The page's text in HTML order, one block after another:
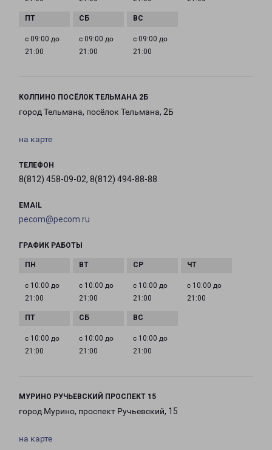
с 09:00 до
21:00
с 09:00 до
21:00
с 09:00 до
21:00
КОЛПИНО ПОСЁЛОК ТЕЛЬМАНА 2Б
город Тельмана, посёлок Тельмана, 2Б
на карте
ТЕЛЕФОН
8(812) 458-09-02, 8(812) 494-88-88
EMAIL
pecom@pecom.ru
ГРАФИК РАБОТЫ
с 10:00 до
21:00
с 10:00 до
21:00
с 10:00 до
21:00
с 10:00 до
21:00
с 10:00 до
21:00
с 10:00 до
21:00
с 10:00 до
21:00
МУРИНО РУЧЬЕВСКИЙ ПРОСПЕКТ 15
город Мурино, проспект Ручьевский, 15
на карте